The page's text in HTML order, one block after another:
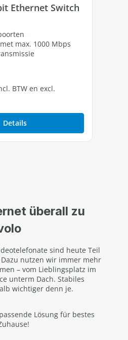
Ethernet Switch
max. 1000 Mbps
BTW en excl.
Details
überall zu
sind heute Teil
nutzen wir immer mehr
– vom Lieblingsplatz im
unterm Dach. Stabiles
wichtiger denn je.
Lösung für bestes